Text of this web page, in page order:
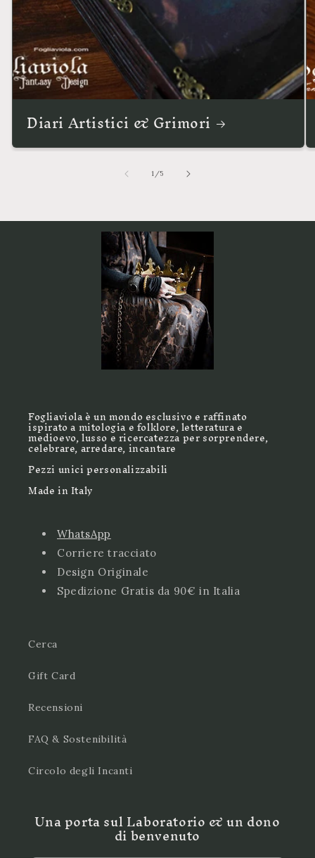
Diari Artistici & Grimori
1 /su5
Fogliaviola è un mondo esclusivo e raffinato
ispirato a mitologia e folklore, letteratura e
medioevo, lusso e ricercatezza per sorprendere,
celebrare, arredare, incantare
Pezzi unici personalizzabili
Made in Italy
WhatsApp
Corriere tracciato
Design Originale
Spedizione Gratis da 90€ in Italia
Cerca
Gift Card
Recensioni
FAQ & Sostenibilità
Circolo degli Incanti
Una porta sul Laboratorio & un dono
di benvenuto